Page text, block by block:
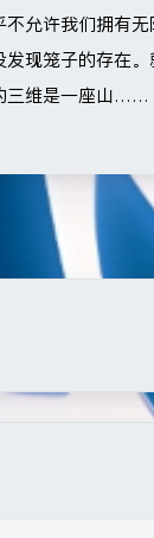
允许我们拥有
现笼子的存在
三维是一座山……